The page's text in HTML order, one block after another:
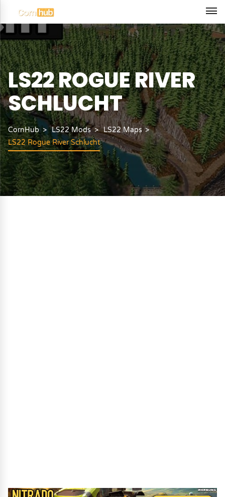
LS22 ROGUE RIVER
SCHLUCHT
CornHub LS22 Mods
LS22 Maps
LS22 Rogue River Schlucht